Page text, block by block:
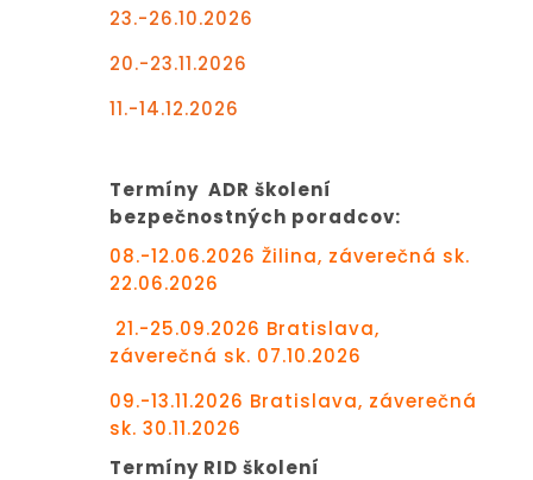
23.-26.10.2026
20.-23.11.2026
11.-14.12.2026
Termíny ADR školení
bezpečnostných poradcov:
08.-12.06.2026 Žilina, záverečná sk.
22.06.2026
21.-25.09.2026 Bratislava,
záverečná sk. 07.10.2026
09.-13.11.2026 Bratislava, záverečná
sk. 30.11.2026
Termíny RID školení